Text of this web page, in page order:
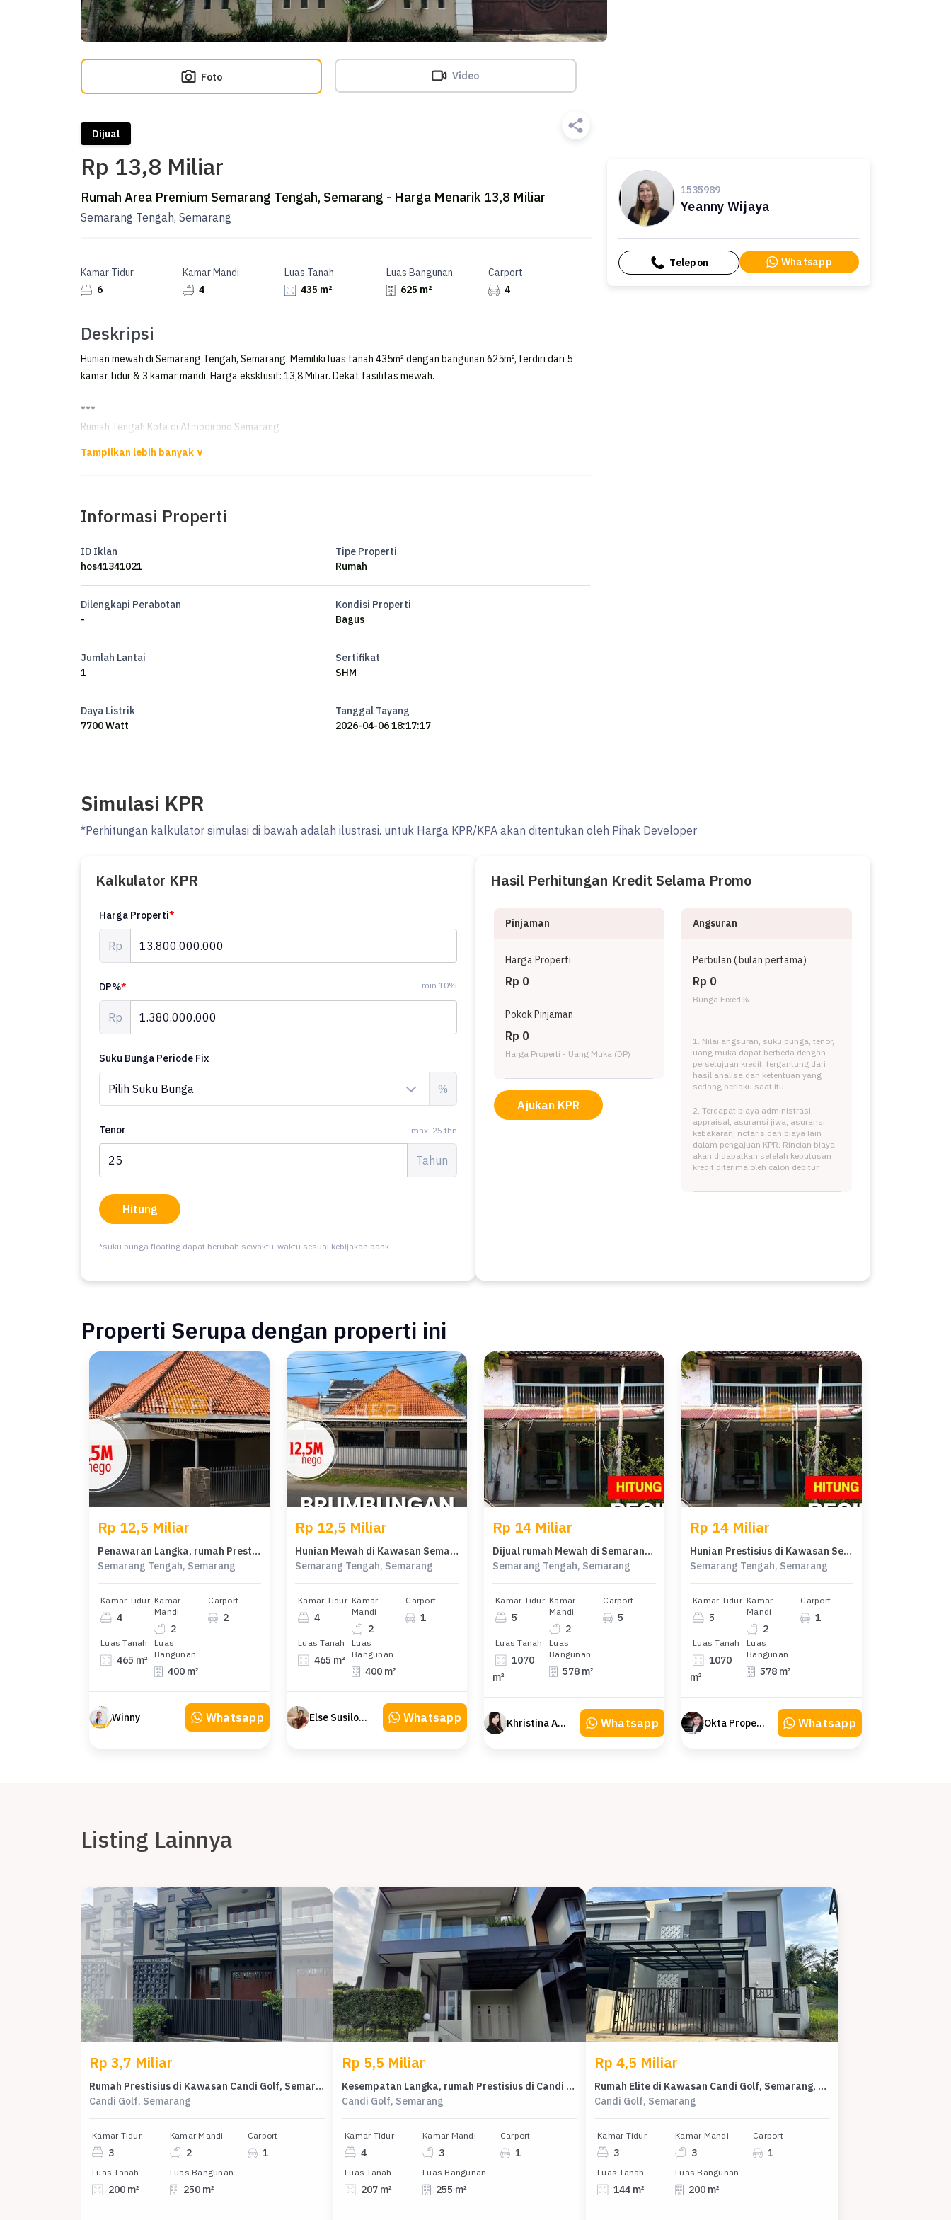
Foto Video
Dijual
Rp 13,8 Miliar
Rumah Area Premium Semarang Tengah, Semarang - Harga Menarik 13,8 Miliar
Semarang Tengah, Semarang
Kamar Tidur
6
Kamar Mandi
4
Luas Tanah
435 m²
Luas Bangunan
625 m²
Carport
4
Deskripsi
Hunian mewah di Semarang Tengah, Semarang. Memiliki luas tanah 435m² dengan bangunan 625m², terdiri dari 5
kamar tidur & 3 kamar mandi. Harga eksklusif: 13,8 Miliar. Dekat fasilitas mewah.
***
Rumah Tengah Kota di Atmodirono Semarang
Dijual Rumah di Atmodirono Semarang
Luas Bangunan 625m²
Kamar mandi 3+1
Listrik 7700 watt
Garasi 2 mobil
Water Heater
Informasi Properti
ID Iklan
hos41341021
Tipe Properti
Rumah
Dilengkapi Perabotan
-
Kondisi Properti
Bagus
Jumlah Lantai
1
Sertifikat
SHM
Daya Listrik
7700 Watt
Tanggal Tayang
2026-04-06 18:17:17
1535989
Yeanny Wijaya
Telepon Whatsapp
Simulasi KPR
*Perhitungan kalkulator simulasi di bawah adalah ilustrasi. untuk Harga KPR/KPA akan ditentukan oleh Pihak Developer
Kalkulator KPR
Harga Properti*
Rp
DP%* min 10%
Rp
Suku Bunga Periode Fix
%
Tenor max. 25 thn
Tahun
Hitung
*suku bunga floating dapat berubah sewaktu-waktu sesuai kebijakan bank
Hasil Perhitungan Kredit Selama Promo
Pinjaman
Harga Properti
Rp 0
Pokok Pinjaman
Rp 0
Harga Properti - Uang Muka (DP)
Ajukan KPR
Angsuran
Perbulan (bulan pertama)
Rp 0
Bunga Fixed%
1. Nilai angsuran, suku bunga, tenor,
uang muka dapat berbeda dengan
persetujuan kredit, tergantung dari
hasil analisa dan ketentuan yang
sedang berlaku saat itu.
2. Terdapat biaya administrasi,
appraisal, asuransi jiwa, asuransi
kebakaran, notaris dan biaya lain
dalam pengajuan KPR. Rincian biaya
akan didapatkan setelah keputusan
kredit diterima oleh calon debitur.
Properti Serupa dengan properti ini
Rp 12,5 Miliar
Penawaran Langka, rumah Prestisius di Semarang Tengah, Semarang, LB 400m²
Semarang Tengah, Semarang
Kamar Tidur
4
Kamar
Mandi
2
Carport
2
Luas Tanah
465 m²
Luas
Bangunan
400 m²
Winny Whatsapp
Rp 12,5 Miliar
Hunian Mewah di Kawasan Semarang Tengah, Semarang, LB 400m², Harga 12,5 Miliar
Semarang Tengah, Semarang
Kamar Tidur
4
Kamar
Mandi
2
Carport
1
Luas Tanah
465 m²
Luas
Bangunan
400 m²
Else Susilowaty Whatsapp
Rp 14 Miliar
Dijual rumah Mewah di Semarang Tengah, Semarang - LT 1070m²
Semarang Tengah, Semarang
Kamar Tidur
5
Kamar
Mandi
2
Carport
5
Luas Tanah
1070
m²
Luas
Bangunan
578 m²
Khristina Atmodjo Whatsapp
Rp 14 Miliar
Hunian Prestisius di Kawasan Semarang Tengah, Semarang, LB 578m², Harga 14 Miliar
Semarang Tengah, Semarang
Kamar Tidur
5
Kamar
Mandi
2
Carport
1
Luas Tanah
1070
m²
Luas
Bangunan
578 m²
Okta Property Whatsapp
Listing Lainnya
Rp 3,7 Miliar
Rumah Prestisius di Kawasan Candi Golf, Semarang, LB 250m², Harga 3,7 Miliar
Candi Golf, Semarang
Kamar Tidur
3
Kamar Mandi
2
Carport
1
Luas Tanah
200 m²
Luas Bangunan
250 m²
Rp 5,5 Miliar
Kesempatan Langka, rumah Prestisius di Candi Golf, Semarang, LB 255m²
Candi Golf, Semarang
Kamar Tidur
4
Kamar Mandi
3
Carport
1
Luas Tanah
207 m²
Luas Bangunan
255 m²
Rp 4,5 Miliar
Rumah Elite di Kawasan Candi Golf, Semarang, LB 200m², Harga 4,5 Miliar
Candi Golf, Semarang
Kamar Tidur
3
Kamar Mandi
3
Carport
1
Luas Tanah
144 m²
Luas Bangunan
200 m²